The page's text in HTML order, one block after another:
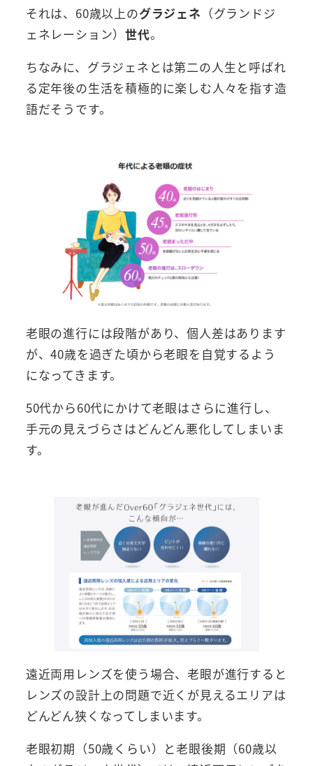
それは、60歳以上のグラジェネ （グランドジ
ェネレーション）世代。
ちなみに、グラジェネとは第二の人生と呼ばれ
る定年後の生活を積極的に楽しむ人々を指す造
語だそうです。
老眼の進行には段階があり、個人差はあります
が、40歳を過ぎた頃から老眼を自覚するよう
になってきます。
50代から60代にかけて老眼はさらに進行し、
手元の見えづらさはどんどん悪化してしまいま
す。
遠近両用レンズを使う場合、老眼が進行すると
レンズの設計上の問題で近くが見えるエリアは
どんどん狭くなってしまいます。
老眼初期（50歳くらい）と老眼後期（60歳以